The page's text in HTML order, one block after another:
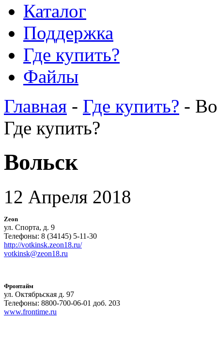
Каталог
Поддержка
Где купить?
Файлы
Главная - Где купить? -
Где купить?
Вольск
12 Апреля 2018
Zeon
ул. Спорта, д. 9
Телефоны: 8 (34145) 5-11-30
http://votkinsk.zeon18.ru/
votkinsk@zeon18.ru
Фронтайм
ул. Октябрьская д. 97
Телефоны: 8800-700-06-01 доб. 203
www.frontime.ru